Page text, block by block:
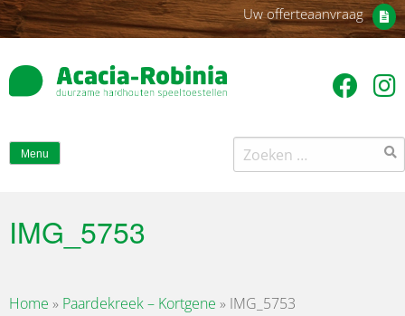
Uw offerteaanvraag
Menu
Zoeken
naar:
IMG_5753
Home » Paardekreek – Kortgene » IMG_5753